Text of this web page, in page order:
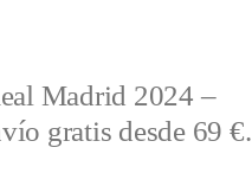
Madrid 2024 –
gratis desde 69 €.